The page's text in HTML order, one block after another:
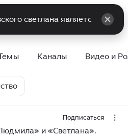
Каналы Видео и
Подписаться
и «Светлана».